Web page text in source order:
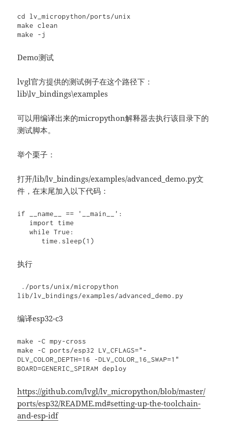
cd lv_micropython/ports/unix
make clean
make -j
Demo测试
lvgl官方提供的测试例子在这个路径下：
lib\lv_bindings\examples
可以用编译出来的micropython解释器去执行该目录下的
测试脚本。
举个栗子：
打开/lib/lv_bindings/examples/advanced_demo.py文
件，在末尾加入以下代码：
if __name__ == '__main__':
   while True:
      time.sleep(1)
执行
lib/lv_bindings/examples/advanced_demo.py
编译esp32-c3
make -C mpy-cross
make -C ports/esp32 LV_CFLAGS="-
DLV_COLOR_DEPTH=16 -DLV_COLOR_16_SWAP=1"
BOARD=GENERIC_SPIRAM deploy
https://github.com/lvgl/lv_micropython/blob/master/
ports/esp32/README.md#setting-up-the-toolchain-
and-esp-idf